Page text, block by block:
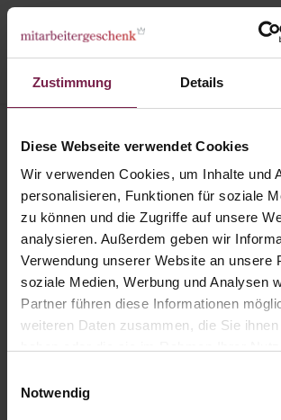
Zustimmung Details
Diese Webseite verwendet Cookies
Wir verwenden Cookies, um Inhalte und
personalisieren, Funktionen für soziale
zu können und die Zugriffe auf unsere
analysieren. Außerdem geben wir
Verwendung unserer Website an unsere
soziale Medien, Werbung und Analysen
Partner führen diese Informationen
weiteren Daten zusammen, die Sie
Notwendig